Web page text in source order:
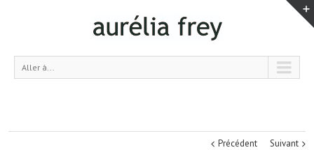
Aller à...
Précédent Suivant